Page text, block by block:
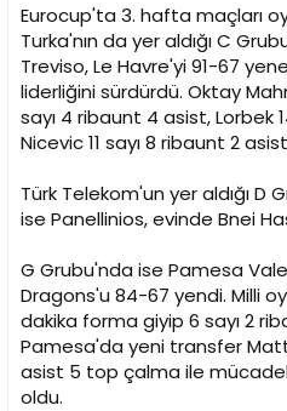
Eurocup'ta 3. hafta maçları
Turka'nın da yer aldığı C
Treviso, Le Havre'yi 91-67
liderliğini sürdürdü. Oktay
sayı 4 ribaunt 4 asist, Lorbek
Nicevic 11 sayı 8 ribaunt 2
Türk Telekom'un yer aldığı
ise Panellinios, evinde Bnei
G Grubu'nda ise Pamesa
Dragons'u 84-67 yendi. Milli
dakika forma giyip 6 sayı 2
Pamesa'da yeni transfer Matt
asist 5 top çalma ile
oldu.